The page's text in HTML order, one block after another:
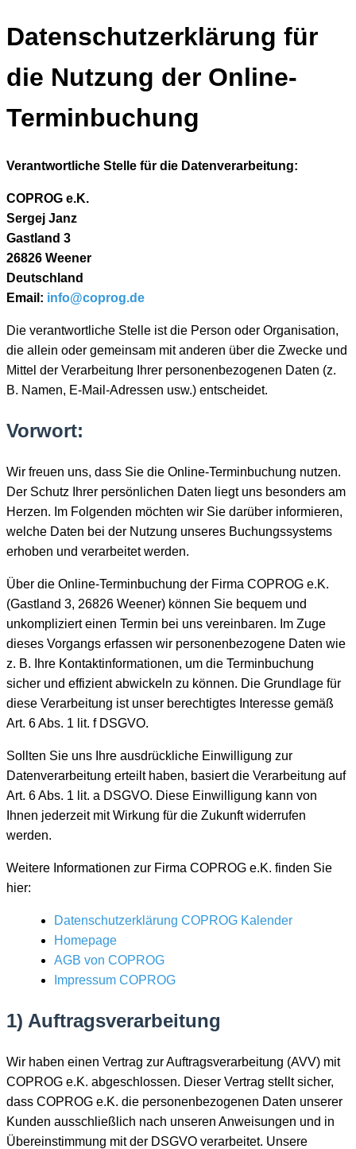
Datenschutzerklärung für
die Nutzung der Online-
Terminbuchung
Verantwortliche Stelle für die Datenverarbeitung:
COPROG e.K.
Sergej Janz
Gastland 3
26826 Weener
Deutschland
Email: info@coprog.de
Die verantwortliche Stelle ist die Person oder Organisation,
die allein oder gemeinsam mit anderen über die Zwecke und
Mittel der Verarbeitung Ihrer personenbezogenen Daten (z.
B. Namen, E-Mail-Adressen usw.) entscheidet.
Vorwort:
Wir freuen uns, dass Sie die Online-Terminbuchung nutzen.
Der Schutz Ihrer persönlichen Daten liegt uns besonders am
Herzen. Im Folgenden möchten wir Sie darüber informieren,
welche Daten bei der Nutzung unseres Buchungssystems
erhoben und verarbeitet werden.
Über die Online-Terminbuchung der Firma COPROG e.K.
(Gastland 3, 26826 Weener) können Sie bequem und
unkompliziert einen Termin bei uns vereinbaren. Im Zuge
dieses Vorgangs erfassen wir personenbezogene Daten wie
z. B. Ihre Kontaktinformationen, um die Terminbuchung
sicher und effizient abwickeln zu können. Die Grundlage für
diese Verarbeitung ist unser berechtigtes Interesse gemäß
Art. 6 Abs. 1 lit. f DSGVO.
Sollten Sie uns Ihre ausdrückliche Einwilligung zur
Datenverarbeitung erteilt haben, basiert die Verarbeitung auf
Art. 6 Abs. 1 lit. a DSGVO. Diese Einwilligung kann von
Ihnen jederzeit mit Wirkung für die Zukunft widerrufen
werden.
Weitere Informationen zur Firma COPROG e.K. finden Sie
hier:
Datenschutzerklärung COPROG Kalender
Homepage
AGB von COPROG
Impressum COPROG
1) Auftragsverarbeitung
Wir haben einen Vertrag zur Auftragsverarbeitung (AVV) mit
COPROG e.K. abgeschlossen. Dieser Vertrag stellt sicher,
dass COPROG e.K. die personenbezogenen Daten unserer
Kunden ausschließlich nach unseren Anweisungen und in
Übereinstimmung mit der DSGVO verarbeitet. Unsere